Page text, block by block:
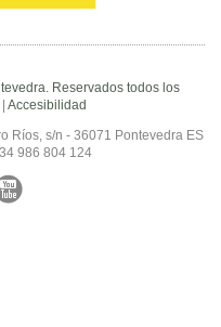
Reservados todos los
| Accesibilidad
Ríos, s/n - 36071 Pontevedra ES
986 804 124
YouTube